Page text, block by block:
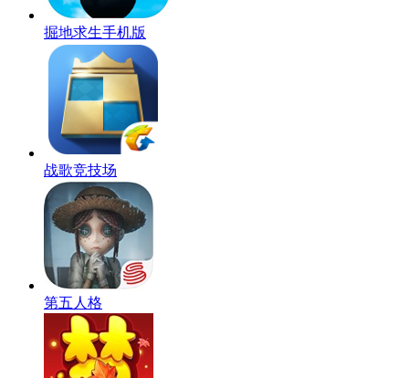
掘地求生手机版
战歌竞技场
第五人格